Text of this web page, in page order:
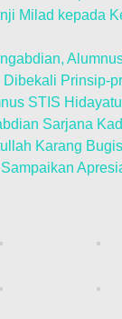
Milad kepada
Prinsip-
STIS
Sarjana
Karang